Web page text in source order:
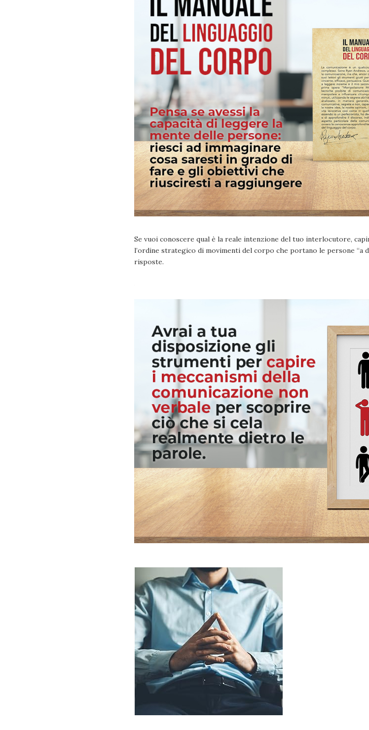
Se vuoi conoscere qual è la reale intenzione del tuo interlocutore,
l’ordine strategico di movimenti del corpo che portano le persone “a
risposte.